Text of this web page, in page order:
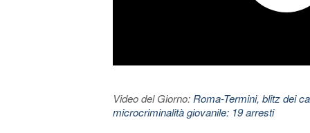
Video del Giorno: Roma-Termini, blitz dei
microcriminalità giovanile: 19 arresti